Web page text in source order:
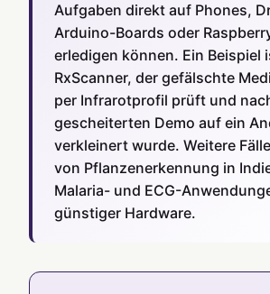
Aufgaben direkt auf Phones,
Arduino-Boards oder
erledigen können. Ein Beispiel
RxScanner, der gefälschte
per Infrarotprofil prüft und
gescheiterten Demo auf ein
verkleinert wurde. Weitere
von Pflanzenerkennung in
Malaria- und ECG-
günstiger Hardware.